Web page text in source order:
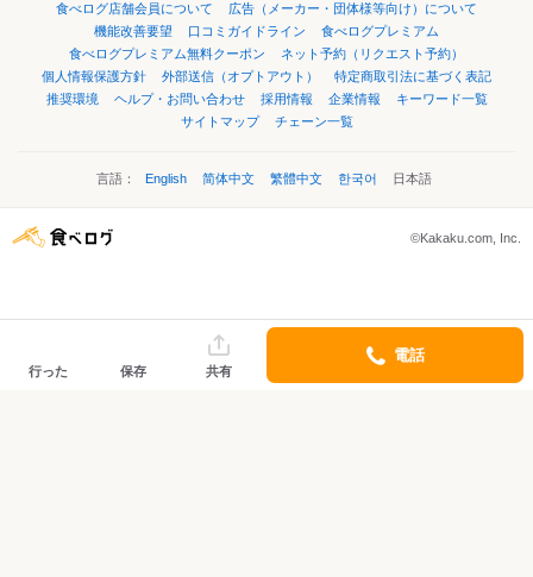
食べログ店舗会員について
広告（メーカー・団体様等向け）について
機能改善要望
口コミガイドライン
食べログプレミアム
食べログプレミアム無料クーポン
ネット予約（リクエスト予約）
個人情報保護方針
外部送信（オプトアウト）
特定商取引法に基づく表記
推奨環境
ヘルプ・お問い合わせ 採用情報 企業情報
キーワード一覧
サイトマップ
チェーン一覧
言語： English 简体中文 繁體中文 한국어 日本語
©Kakaku.com, Inc.
行った 保存 共有
電話